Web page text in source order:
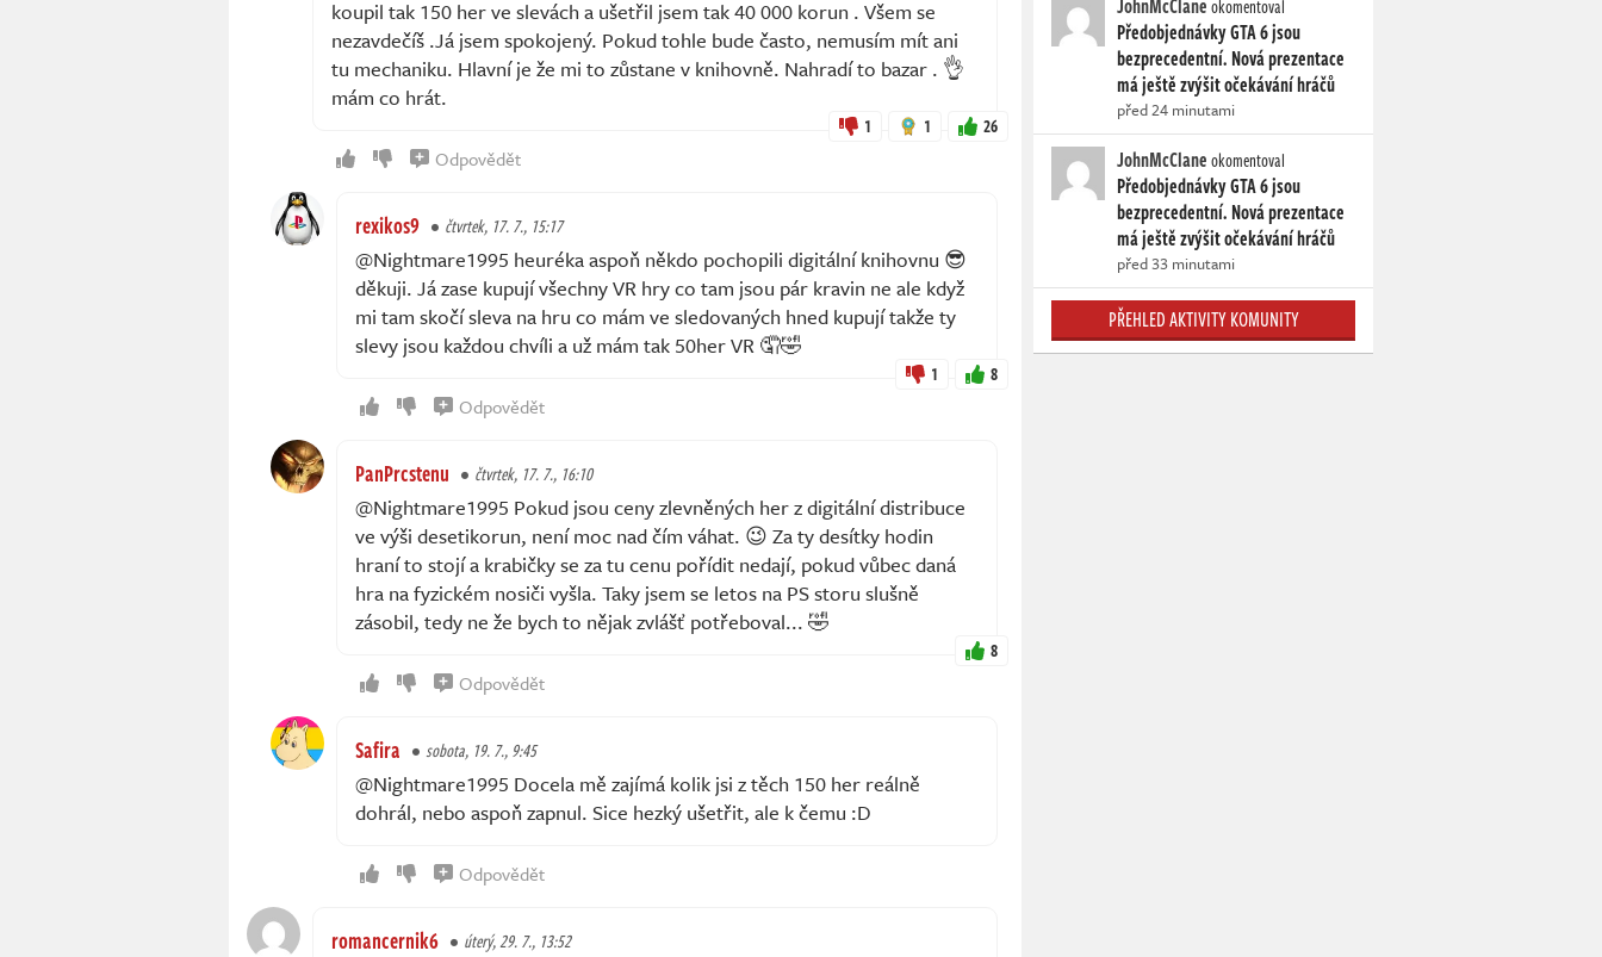
koupil tak 150 her ve slevách a ušetřil jsem tak 40 000 korun . Všem se
nezavdečíš .Já jsem spokojený. Pokud tohle bude často, nemusím mít ani
tu mechaniku. Hlavní je že mi to zůstane v knihovně. Nahradí to bazar . 👌
mám co hrát.
1 1 26
Odpovědět
rexikos9 čtvrtek, 17. 7., 15:17
@Nightmare1995 heuréka aspoň někdo pochopili digitální knihovnu 😎
děkuji. Já zase kupují všechny VR hry co tam jsou pár kravin ne ale když
mi tam skočí sleva na hru co mám ve sledovaných hned kupují takže ty
slevy jsou každou chvíli a už mám tak 50her VR 🤦🤣
1 8
Odpovědět
PanPrcstenu čtvrtek, 17. 7., 16:10
@Nightmare1995 Pokud jsou ceny zlevněných her z digitální distribuce
ve výši desetikorun, není moc nad čím váhat. 😉 Za ty desítky hodin
hraní to stojí a krabičky se za tu cenu pořídit nedají, pokud vůbec daná
hra na fyzickém nosiči vyšla. Taky jsem se letos na PS storu slušně
zásobil, tedy ne že bych to nějak zvlášť potřeboval... 🤣
8
Odpovědět
Safira sobota, 19. 7., 9:45
@Nightmare1995 Docela mě zajímá kolik jsi z těch 150 her reálně
dohrál, nebo aspoň zapnul. Sice hezký ušetřit, ale k čemu :D
Odpovědět
romancernik6 úterý, 29. 7., 13:52
JohnMcClaneokomentoval
Předobjednávky GTA 6 jsou
bezprecedentní. Nová prezentace
má ještě zvýšit očekávání hráčů
před 24 minutami
JohnMcClaneokomentoval
Předobjednávky GTA 6 jsou
bezprecedentní. Nová prezentace
má ještě zvýšit očekávání hráčů
před 33 minutami
PŘEHLED AKTIVITY KOMUNITY